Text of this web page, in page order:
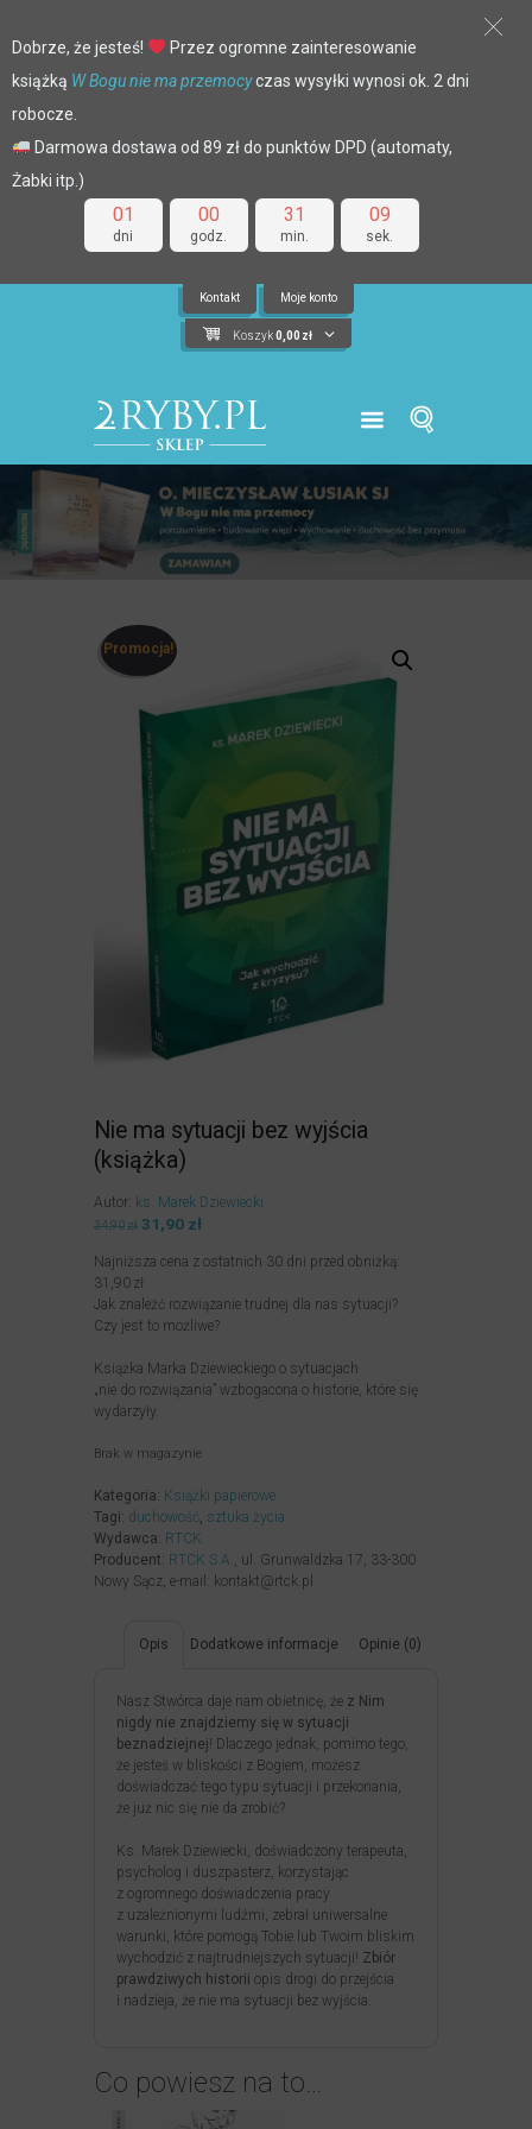
01
dni
00
godz.
31
min.
09
sek.
Dobrze, że jesteś!
Przez ogromne zainteresowanie
książką W Bogu nie ma przemocyczas wysyłki wynosi ok. 2 dni
robocze.
Darmowa dostawa od 89 zł do punktów DPD (automaty,
Żabki itp.)
Kontakt Moje konto
Koszyk 0,00 zł
Promocja!
Nie ma sytuacji bez wyjścia
(książka)
Autor: ks. Marek Dziewiecki
34,90zł Pierwotna
wynosiła:
34,90zł.
31,90 złAktualna
wynosi:
Najniższa cena z ostatnich 30 dni przed obniżką:
31,90 zł
Jak znaleźć rozwiązanie trudnej dla nas sytuacji?
Czy jest to możliwe?
Książka Marka Dziewieckiego o sytuacjach
„nie do rozwiązania” wzbogacona o historie, które się
wydarzyły.
Brak w magazynie
Kategoria: Książki papierowe
Tagi: duchowość sztuka życia
Wydawca: RTCK
Producent: RTCK S.A.
, ul. Grunwaldzka 17, 33-300
Nowy Sącz, e-mail: kontakt@rtck.pl
Opis Dodatkowe informacje Opinie (0)
Nasz Stwórca daje nam obietnicę, że z Nim
nigdy nie znajdziemy się w sytuacji
beznadziejnej! Dlaczego jednak, pomimo tego,
że jesteś w bliskości z Bogiem, możesz
doświadczać tego typu sytuacji i przekonania,
że już nic się nie da zrobić?
Ks. Marek Dziewiecki, doświadczony terapeuta,
psycholog i duszpasterz, korzystając
z ogromnego doświadczenia pracy
z uzależnionymi ludźmi, zebrał uniwersalne
warunki, które pomogą Tobie lub Twoim bliskim
wychodzić z najtrudniejszych sytuacji! Zbiór
prawdziwych historii opis drogi do przejścia
i nadzieja, że nie ma sytuacji bez wyjścia.
Co powiesz na to…